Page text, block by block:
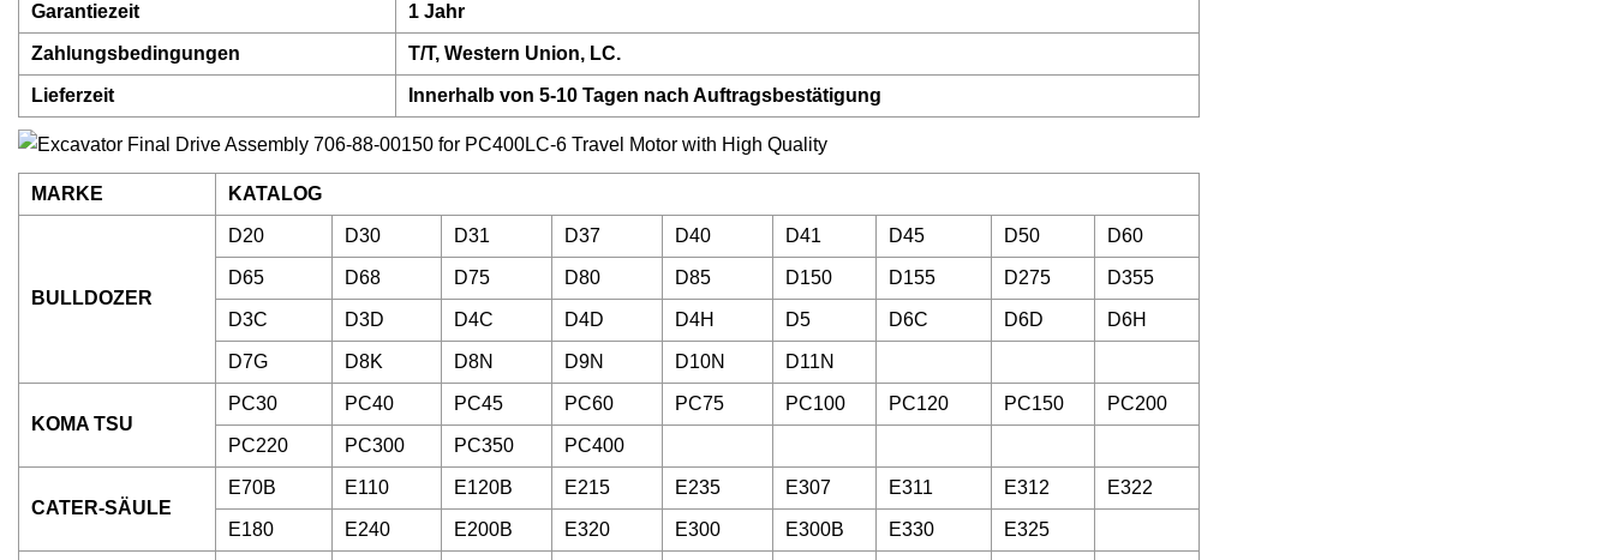
Garantiezeit 1 Jahr
Zahlungsbedingungen T/T, Western Union, LC.
Lieferzeit Innerhalb von 5-10 Tagen nach Auftragsbestätigung
MARKE KATALOG
BULLDOZER
D20 D30 D31 D37 D40 D41 D45 D50 D60
D65 D68 D75 D80 D85 D150 D155 D275 D355
D3C D3D D4C D4D D4H D5 D6C D6D D6H
D7G D8K D8N D9N D10N D11N
KOMA TSU
PC30 PC40 PC45 PC60 PC75 PC100 PC120 PC150 PC200
PC220 PC300 PC350 PC400
CATER-SÄULE
E70B E110 E120B E215 E235 E307 E311 E312 E322
E180 E240 E200B E320 E300 E300B E330 E325